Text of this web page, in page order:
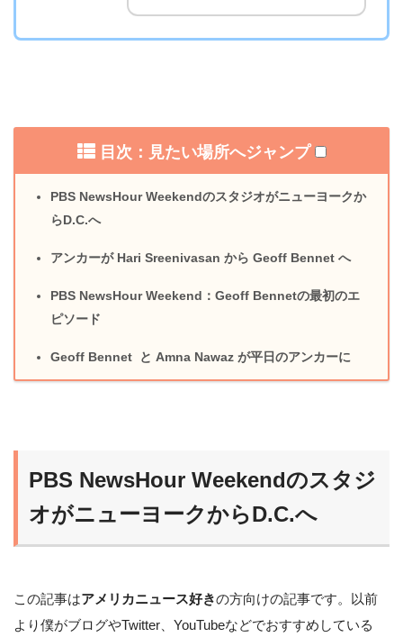
目次：見たい場所へジャンプ
PBS NewsHour Weekendのスタジオがニューヨークか
らD.C.へ
アンカーが Hari Sreenivasan から Geoff Bennet へ
PBS NewsHour Weekend：Geoff Bennetの最初のエ
ピソード
Geoff Bennet と Amna Nawaz が平日のアンカーに
PBS NewsHour Weekendのスタジ
オがニューヨークからD.C.へ
この記事はアメリカニュース好きの方向けの記事です。以前
より僕がブログやTwitter、YouTubeなどでおすすめしている